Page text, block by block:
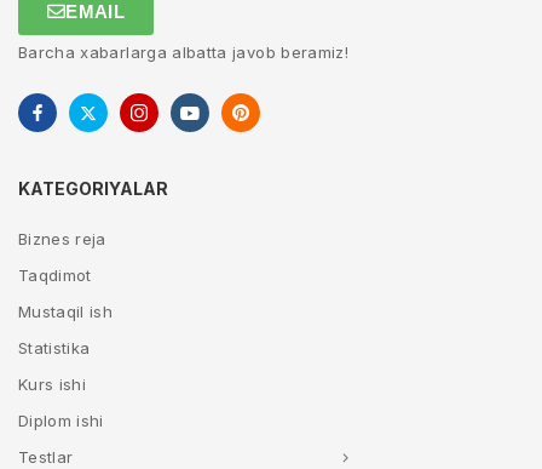
EMAIL
Barcha xabarlarga albatta javob beramiz!
KATEGORIYALAR
Biznes reja
Taqdimot
Mustaqil ish
Statistika
Kurs ishi
Diplom ishi
Testlar